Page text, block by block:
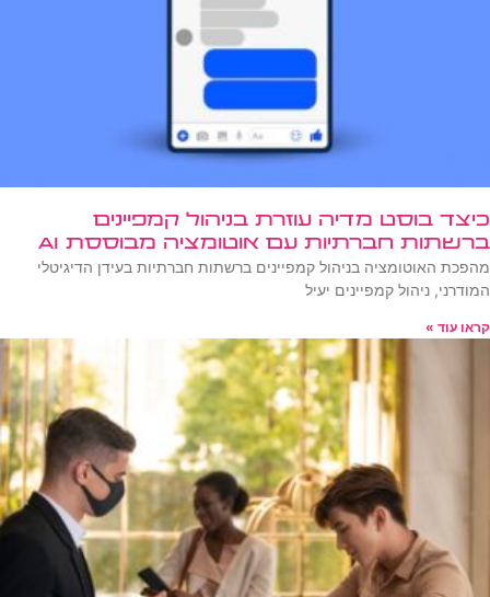
כיצד בוסט מדיה עוזרת בניהול קמפיינים
ברשתות חברתיות עם אוטומציה מבוססת AI
מהפכת האוטומציה בניהול קמפיינים ברשתות חברתיות בעידן הדיגיטלי
המודרני, ניהול קמפיינים יעיל
קראו עוד »